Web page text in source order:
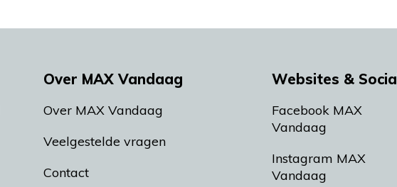
Over MAX Vandaag
Over MAX Vandaag
Veelgestelde vragen
Contact
Websites & Social
Facebook MAX
Vandaag
Instagram MAX
Vandaag